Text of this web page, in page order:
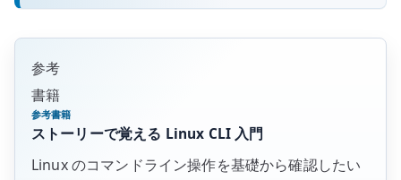
参考
書籍
参考書籍
ストーリーで覚える Linux CLI 入門
Linux のコマンドライン操作を基礎から確認したい